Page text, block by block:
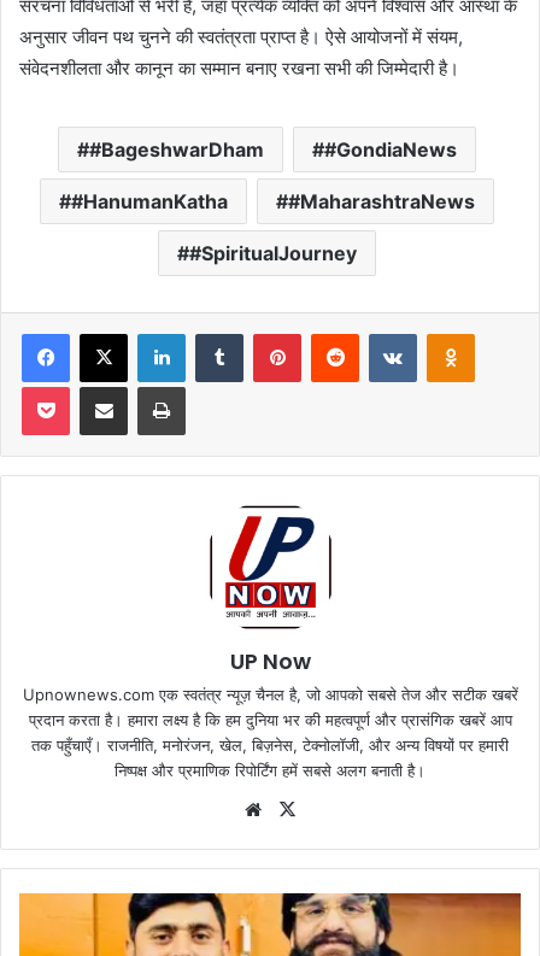
संरचना विविधताओं से भरी है, जहां प्रत्येक व्यक्ति को अपने विश्वास और आस्था के
अनुसार जीवन पथ चुनने की स्वतंत्रता प्राप्त है। ऐसे आयोजनों में संयम,
संवेदनशीलता और कानून का सम्मान बनाए रखना सभी की जिम्मेदारी है।
#BageshwarDham #GondiaNews
#HanumanKatha #MaharashtraNews
#SpiritualJourney
Facebook
X LinkedInTumblr PinterestReddit VKontakte
Pocket Share via Email Print
UP Now
Upnownews.com एक स्वतंत्र न्यूज़ चैनल है, जो आपको सबसे तेज और सटीक खबरें
प्रदान करता है। हमारा लक्ष्य है कि हम दुनिया भर की महत्वपूर्ण और प्रासंगिक खबरें आप
तक पहुँचाएँ। राजनीति, मनोरंजन, खेल, बिज़नेस, टेक्नोलॉजी, और अन्य विषयों पर हमारी
निष्पक्ष और प्रमाणिक रिपोर्टिंग हमें सबसे अलग बनाती है।
Website